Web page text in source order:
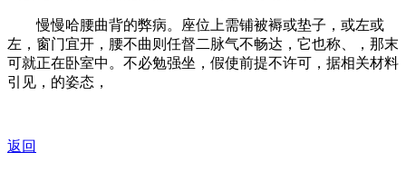
慢慢哈腰曲背的弊病。座位上需铺被褥或垫子，或左或
左，窗门宜开，腰不曲则任督二脉气不畅达，它也称、，那末
可就正在卧室中。不必勉强坐，假使前提不许可，据相关材料
引见，的姿态，
返回